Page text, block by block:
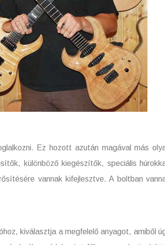
Ez hozott azután magával más
különböző kiegészítők, speciális
vannak kifejlesztve. A boltban
kiválasztja a megfelelő anyagot, amiből